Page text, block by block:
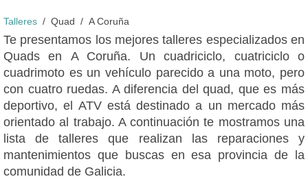
Talleres Quad A Coruña
Te presentamos los mejores talleres especializados en
Quads en A Coruña. Un cuadriciclo, cuatriciclo o
cuadrimoto es un vehículo parecido a una moto, pero
con cuatro ruedas. A diferencia del quad, que es más
deportivo, el ATV está destinado a un mercado más
orientado al trabajo. A continuación te mostramos una
lista de talleres que realizan las reparaciones y
mantenimientos que buscas en esa provincia de la
comunidad de Galicia.